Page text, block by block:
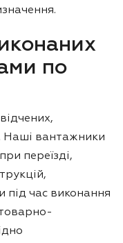
по
Наші вантажники
переїзді,
час виконання